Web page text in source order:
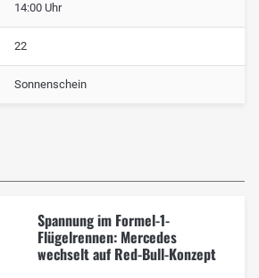
14:00 Uhr
22
Sonnenschein
Spannung im Formel-1-
Flügelrennen: Mercedes
wechselt auf Red-Bull-Konzept